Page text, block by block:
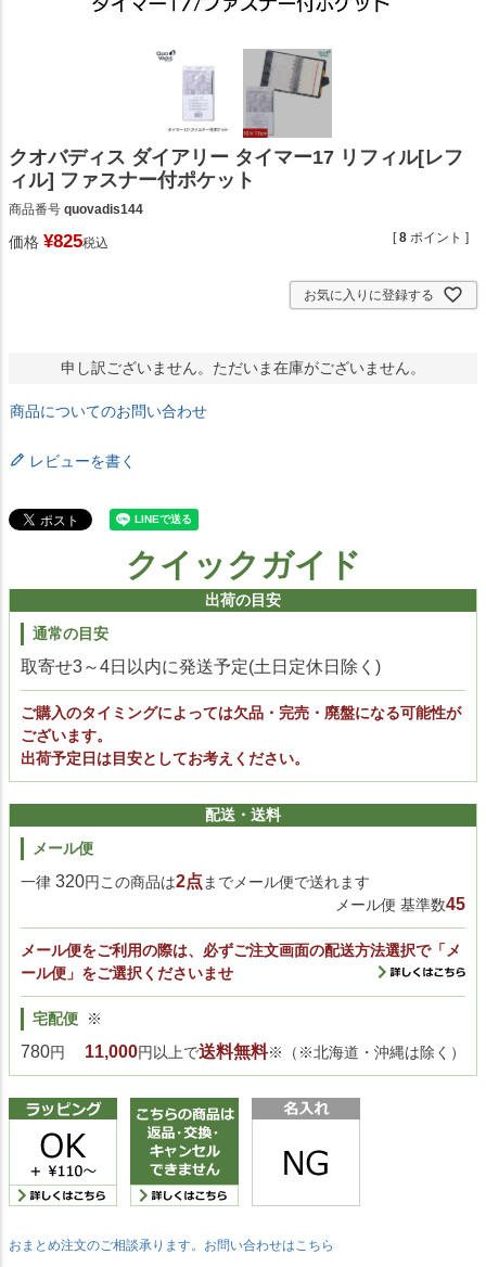
クオバディス ダイアリー タイマー17 リフィル[レフ
ィル] ファスナー付ポケット
商品番号 quovadis144
価格 ¥825税込 [8 ポイント ]
お気に入りに登録する
申し訳ございません。ただいま在庫がございません。
商品についてのお問い合わせ
レビューを書く
クイックガイド
出荷の目安
通常の目安
取寄せ3～4日以内に発送予定(土日定休日除く)
ご購入のタイミングによっては欠品・完売・廃盤になる可能性が
ございます。
出荷予定日は目安としてお考えください。
配送・送料
メール便
一律 320円この商品は2点 までメール便で送れます
メール便 基準数45
メール便をご利用の際は、必ずご注文画面の配送方法選択で「メ
ール便」をご選択くださいませ
宅配便
780円
※
11,000円以上で送料無料※（※北海道・沖縄は除く）
おまとめ注文のご相談承ります。お問い合わせはこちら